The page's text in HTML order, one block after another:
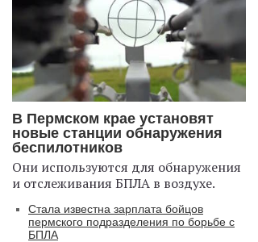
В Пермском крае установят
новые станции обнаружения
беспилотников
Они используются для обнаружения
и отслеживания БПЛА в воздухе.
Стала известна зарплата бойцов
пермского подразделения по борьбе с
БПЛА